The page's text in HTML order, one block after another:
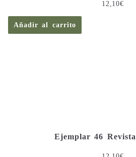
12,10€
Añadir al carrito
Ejemplar 46